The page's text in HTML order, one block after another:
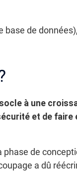
base de
à une
et de faire
de
a dû